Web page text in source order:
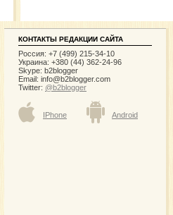
КОНТАКТЫ РЕДАКЦИИ САЙТА
Россия: +7 (499) 215-34-10
Украина: +380 (44) 362-24-96
Skype: b2blogger
Email: info@b2blogger.com
Twitter: @b2blogger
IPhone Android